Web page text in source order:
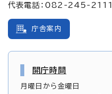
代表電話：082-245-2111
庁舎案内
開庁時間
月曜日から金曜日